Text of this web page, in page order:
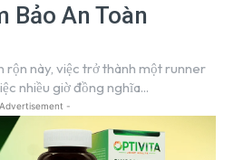
Bảo An Toàn
rộn này, việc trở thành một runner
nhiều giờ đồng nghĩa...
-